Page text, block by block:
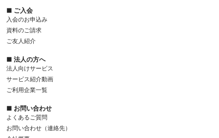
■ ご入会
入会のお申込み
資料のご請求
ご友人紹介
■ 法人の方へ
法人向けサービス
サービス紹介動画
ご利用企業一覧
■ お問い合わせ
よくあるご質問
お問い合わせ（連絡先）